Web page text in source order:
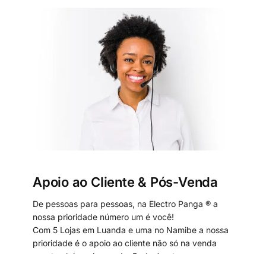
Apoio ao Cliente & Pós-Venda
De pessoas para pessoas, na Electro Panga ® a
nossa prioridade número um é você!
Com 5 Lojas em Luanda e uma no Namibe a nossa
prioridade é o apoio ao cliente não só na venda